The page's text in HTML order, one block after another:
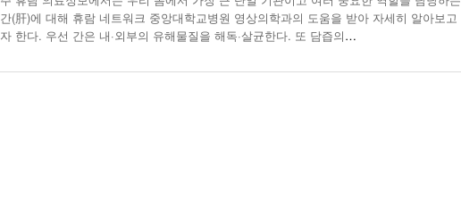
간(肝)에 대해 휴람 네트워크 중앙대학교병원 영상의학과의 도움을 받아 자세히 알아보고
자 한다. 우선 간은 내·외부의 유해물질을 해독·살균한다. 또 담즙의…